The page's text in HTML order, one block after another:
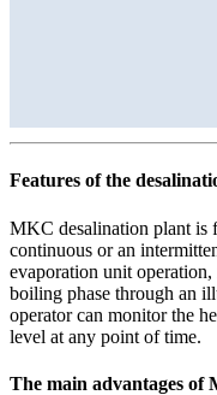
Features of the
MKC desalination plant is
continuous or an
evaporation unit
boiling phase through an
operator can monitor the
level at any point of time.
The main advantages of